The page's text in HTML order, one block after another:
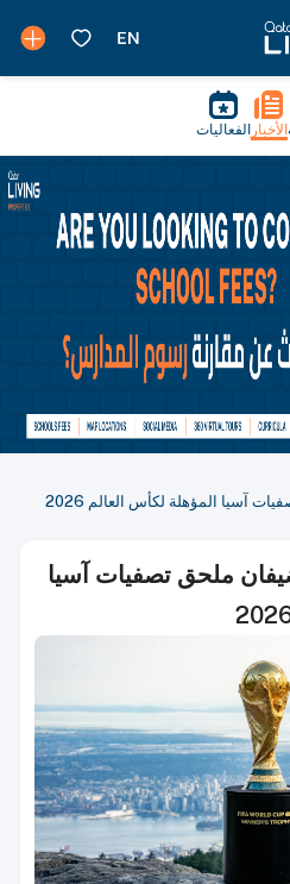
الأخبار الفعاليات
آسيا المؤهلة لكأس العالم 2026
ملحق تصفيات آسيا